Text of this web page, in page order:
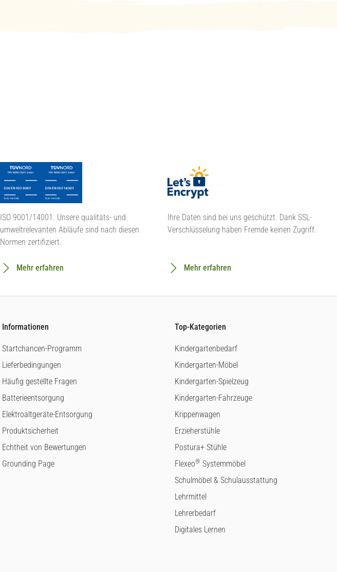
ISO 9001/14001. Unsere qualitäts- und
umweltrelevanten Abläufe sind nach diesen
Normen zertifiziert.
Mehr erfahren
Ihre Daten sind bei uns geschützt. Dank SSL-
Verschlüsselung haben Fremde keinen Zugriff.
Mehr erfahren
Informationen
Startchancen-Programm
Lieferbedingungen
Häufig gestellte Fragen
Batterieentsorgung
Elektroaltgeräte-Entsorgung
Produktsicherheit
Echtheit von Bewertungen
Grounding Page
Top-Kategorien
Kindergartenbedarf
Kindergarten-Möbel
Kindergarten-Spielzeug
Kindergarten-Fahrzeuge
Krippenwagen
Erzieherstühle
Postura+ Stühle
Flexeo® Systemmöbel
Schulmöbel & Schulausstattung
Lehrmittel
Lehrerbedarf
Digitales Lernen